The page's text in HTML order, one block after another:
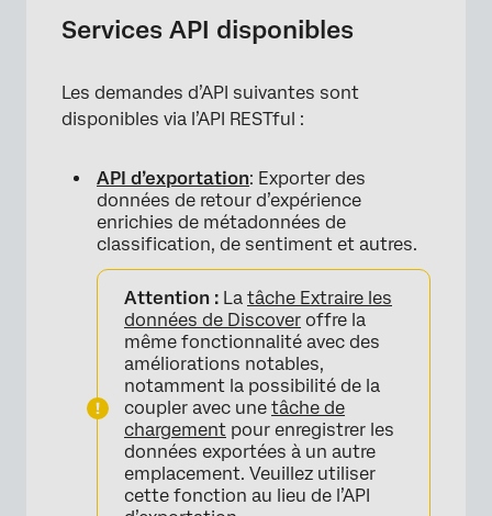
Services API disponibles
Les demandes d’API suivantes sont
disponibles via l’API RESTful :
API d’exportation: Exporter des
données de retour d’expérience
enrichies de métadonnées de
classification, de sentiment et autres.
Attention : La tâche Extraire les
données de Discover offre la
même fonctionnalité avec des
améliorations notables,
notamment la possibilité de la
coupler avec une tâche de
chargement pour enregistrer les
données exportées à un autre
emplacement. Veuillez utiliser
cette fonction au lieu de l’API